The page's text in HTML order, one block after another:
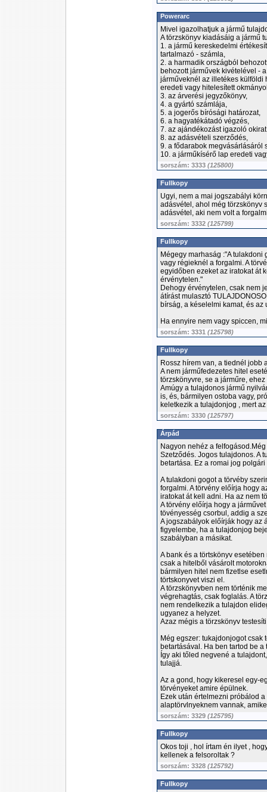
Powerarc
Mivel igazolhatjuk a jármű
A törzskönyv kiadásáig a jármű
1. a jármű kereskedelmi
tartalmazó - számla,
2. a harmadik országból
behozott járművek kivételével -
járműveknél az illetékes külföldi
eredeti vagy hitelesített
3. az árverési jegyzőkönyv,
4. a gyártó számlája,
5. a jogerős bírósági határozat,
6. a hagyatékátadó végzés,
7. az ajándékozást igazoló
8. az adásvételi szerződés,
9. a fődarabok megvásárlásáról
10. a járműkísérő lap eredeti
sorszám: 3333 (125800)
Fullkopy
Ugyi, nem a mai jogszabályi
adásvétel, ahol még törzskönyv
adásvétel, aki nem volt a
sorszám: 3332 (125799)
Fullkopy
Mégegy marhaság :"A
vagy régieknél a forgalmi. A
egyidőben ezeket az iratokat át
érvénytelen."
Dehogy érvénytelen, csak nem
átírást mulasztó
bírság, a késelelmi kamat, és
Ha ennyire nem vagy spiccen,
sorszám: 3331 (125798)
Fullkopy
Rossz hírem van, a tiednél jobb
A nem járműfedezetes hitel
törzskönyvre, se a járműre,
Amúgy a tulajdonos jármű
is, és, bármilyen ostoba vagy,
keletkezik a tulajdonjog , mert
sorszám: 3330 (125797)
Árpád
Nagyon nehéz a
Szetződés. Jogos tulajdonos. A
betartása. Ez a romai jog
A tulakdoni gogot a törvéby
forgalmi. A törvény előírja hogy
iratokat át kell adni. Ha az nem
A törvény előírja hogy a
tövényesség csorbul, addig a
A jogszabályok előírják hogy az
figyelembe, ha a tulajdonjog
szabályban a másikat.
A bank és a törtskönyv
csak a hitelből vásárolt
bármilyen hitel nem fizetlse
törtskonyvet viszi el.
A törzskönyvben nem történik
végrehagtás, csak foglalás. A
nem rendelkezik a tulajdon
ugyanez a helyzet.
Azaz mégis a törzskönyv
Még egszer: tukajdonjogot csak
betartásával. Ha ben tartod be
Így aki tőled negvené a
tulajjá.
Az a gond, hogy kikeresel egy-
törvényeket amire épülnek.
Ezek után értelmezni próbálod
alaptörvlnyeknem vannak,
sorszám: 3329 (125795)
Fullkopy
Okos toji , hol írtam én ilyet ,
kellenek a felsoroltak ?
sorszám: 3328 (125792)
Fullkopy